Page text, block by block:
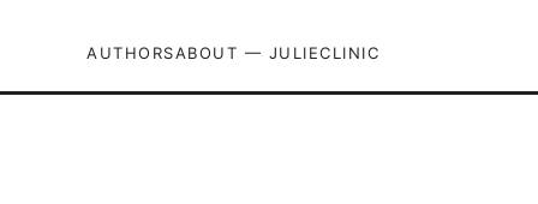
AUTHORSABOUT — JULIECLINIC